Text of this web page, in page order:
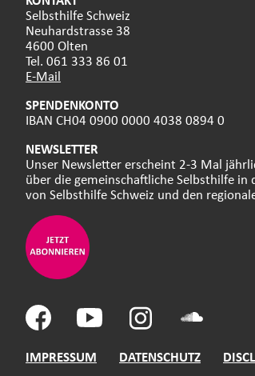
Selbsthilfe Schweiz
Neuhardstrasse 38
4600 Olten
Tel. 061 333 86 01
E-Mail
SPENDENKONTO
IBAN CH04 0900 0000 4038 0894 0
NEWSLETTER
Unser Newsletter erscheint 2-3 Mal
über die gemeinschaftliche Selbsthilfe
von Selbsthilfe Schweiz und den
IMPRESSUM DATENSCHUTZ